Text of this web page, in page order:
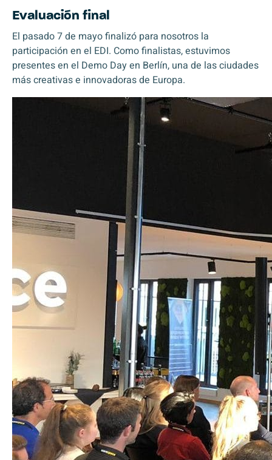
Evaluación final
El pasado 7 de mayo finalizó para nosotros la
participación en el EDI. Como finalistas, estuvimos
presentes en el Demo Day en Berlín, una de las ciudades
más creativas e innovadoras de Europa.